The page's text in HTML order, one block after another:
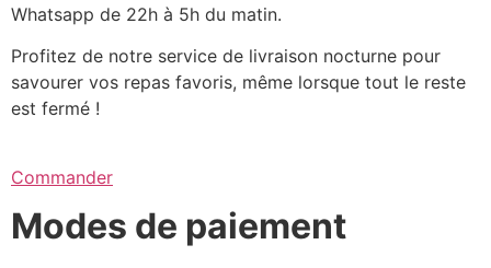
Whatsapp de 22h à 5h du matin.
Profitez de notre service de livraison nocturne pour
savourer vos repas favoris, même lorsque tout le reste
est fermé !
Commander
Modes de paiement